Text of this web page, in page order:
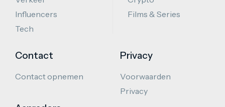
Influencers
Tech
Films & Series
Contact
Contact opnemen
Privacy
Voorwaarden
Privacy